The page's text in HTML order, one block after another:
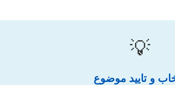
💡
و تایید موضوع